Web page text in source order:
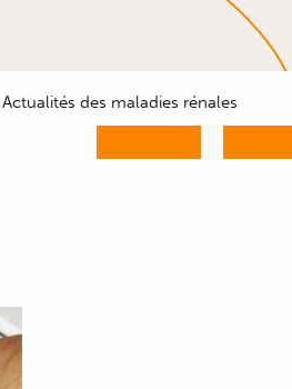
Actualités des maladies rénales